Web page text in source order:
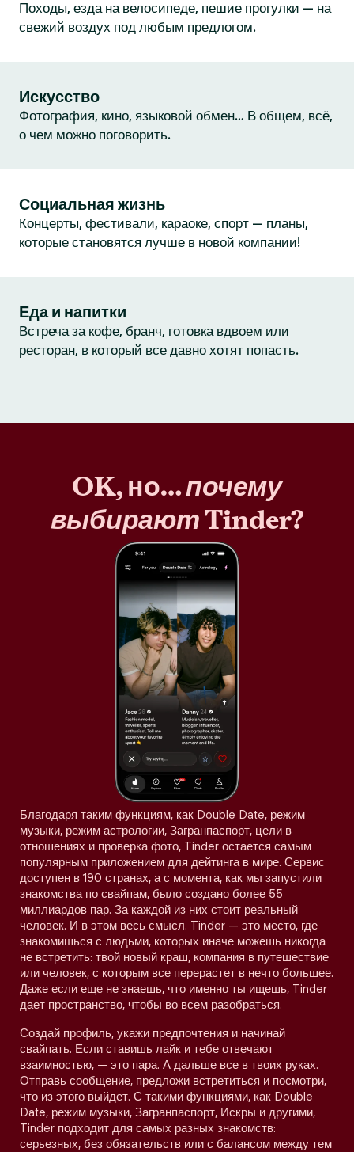
Походы, езда на велосипеде, пешие прогулки — на
свежий воздух под любым предлогом.
Искусство
Фотография, кино, языковой обмен… В общем, всё,
о чем можно поговорить.
Социальная жизнь
Концерты, фестивали, караоке, спорт — планы,
которые становятся лучше в новой компании!
Еда и напитки
Встреча за кофе, бранч, готовка вдвоем или
ресторан, в который все давно хотят попасть.
OK, но…почему
выбираютTinder?
Благодаря таким функциям, как Double Date, режим
музыки, режим астрологии, Загранпаспорт, цели в
отношениях и проверка фото, Tinder остается самым
популярным приложением для дейтинга в мире. Сервис
доступен в 190 странах, а с момента, как мы запустили
знакомства по свайпам, было создано более 55
миллиардов пар. За каждой из них стоит реальный
человек. И в этом весь смысл. Tinder — это место, где
знакомишься с людьми, которых иначе можешь никогда
не встретить: твой новый краш, компания в путешествие
или человек, с которым все перерастет в нечто большее.
Даже если еще не знаешь, что именно ты ищешь, Tinder
дает пространство, чтобы во всем разобраться.
Создай профиль, укажи предпочтения и начинай
свайпать. Если ставишь лайк и тебе отвечают
взаимностью, — это пара. А дальше все в твоих руках.
Отправь сообщение, предложи встретиться и посмотри,
что из этого выйдет. С такими функциями, как Double
Date, режим музыки, Загранпаспорт, Искры и другими,
Tinder подходит для самых разных знакомств:
серьезных, без обязательств или с балансом между тем